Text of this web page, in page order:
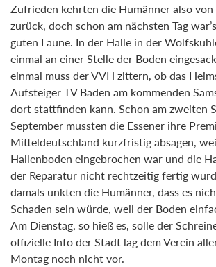
Zufrieden kehrten die Humänner also
zurück, doch schon am nächsten Tag
guten Laune. In der Halle in der
einmal an einer Stelle der Boden
einmal muss der VVH zittern, ob das
Aufsteiger TV Baden am kommenden
dort stattfinden kann. Schon am zweiten
September mussten die Essener ihre
Mitteldeutschland kurzfristig absagen,
Hallenboden eingebrochen war und die
der Reparatur nicht rechtzeitig fertig
damals unkten die Humänner, dass es
Schaden sein würde, weil der Boden
Am Dienstag, so hieß es, solle der
offizielle Info der Stadt lag dem Verein
Montag noch nicht vor.